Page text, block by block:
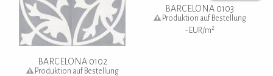
BARCELONA 0102
Produktion auf Bestellung
BARCELONA 0103
Produktion auf Bestellung
- EUR/m 2